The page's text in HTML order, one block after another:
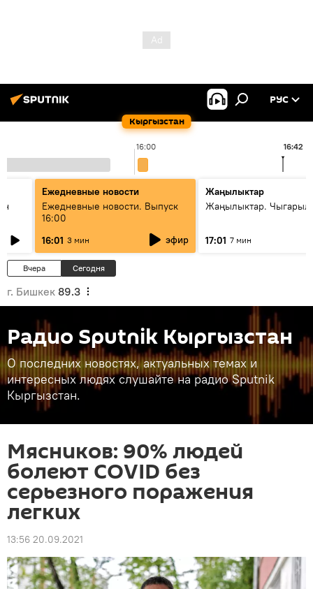
Кыргызстан
РУС
16:00 16:42
Ежедневные новости
Ежедневные новости. Выпуск
16:00
16:01 3 мин эфир
Жаңылыктар
Жаңылыктар.
17:01 7 мин
Вчера Сегодня
г. Бишкек 89.3
Радио Sputnik Кыргызстан
О последних новостях, актуальных темах и
интересных людях слушайте на радио Sputnik
Кыргызстан.
Мясников: 90% людей
болеют COVID без
серьезного поражения
легких
13:56 20.09.2021